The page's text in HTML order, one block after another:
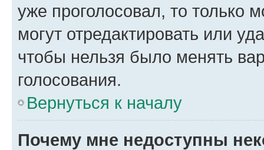
уже проголосовал, то только
могут отредактировать или
чтобы нельзя было менять
голосования.
Вернуться к началу
Почему мне недоступны